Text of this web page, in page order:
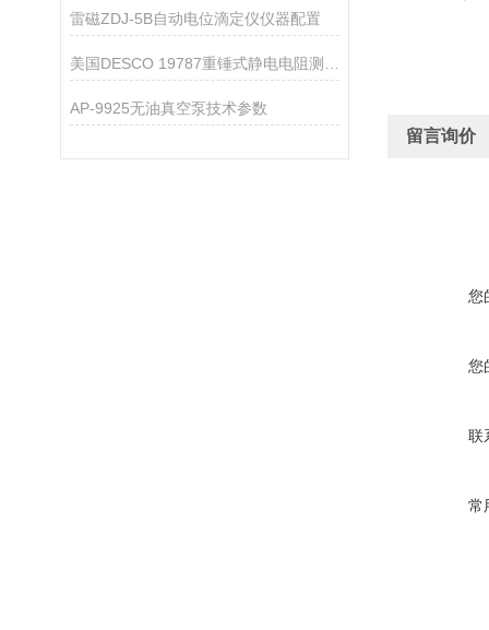
雷磁ZDJ-5B自动电位滴定仪仪器配置
AP-9925无油真空泵技术参数
留言询价
您
您
联
常